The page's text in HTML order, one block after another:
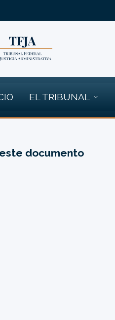
EL TRIBUNAL
documento